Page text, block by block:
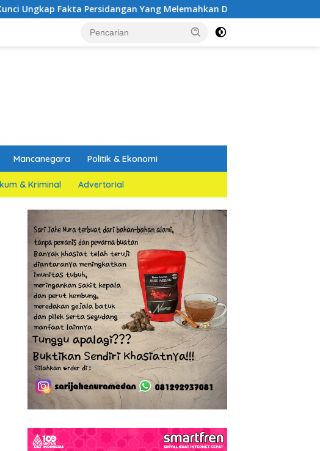
Persidangan Yang Melemahkan Dakwaan Jaksa Penuntut Umum
Mancanegara Politik & Ekonomi
& Kriminal Advertorial